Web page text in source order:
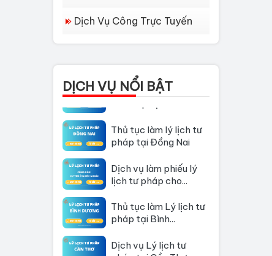
Dịch Vụ Công Trực Tuyến
DỊCH VỤ NỔI BẬT
Dịch vụ làm Lý lịch tư
Thủ tục làm Lý Lịch
Tư Pháp tại Hồ Chí...
pháp tại Đồng Nai
lịch tư pháp cho...
pháp tại Bình...
pháp tại Cần Thơ